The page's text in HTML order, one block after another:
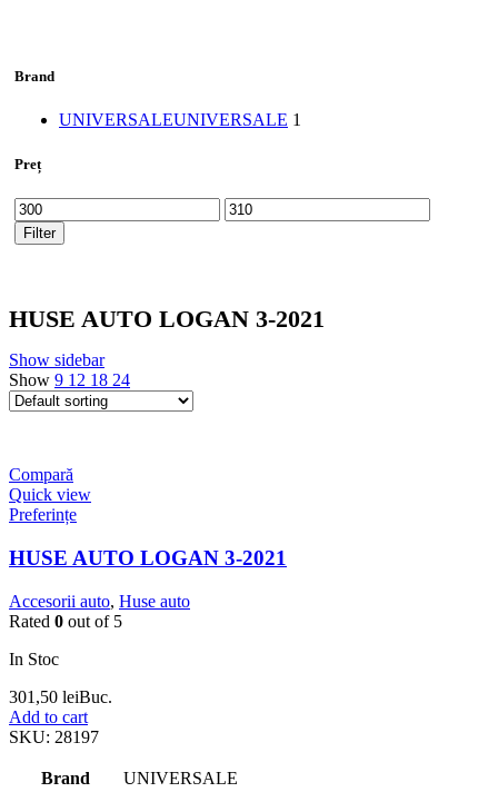
Brand
UNIVERSALEUNIVERSALE 1
Preț
Min
price
Max
price
Filter
HUSE AUTO LOGAN 3-2021
Show sidebar
Show 9 12 18 24
Compară
Quick view
Preferințe
HUSE AUTO LOGAN 3-2021
Accesorii auto, Huse auto
Rated 0 out of 5
In Stoc
301,50 leiBuc.
Add to cart
SKU: 28197
Brand UNIVERSALE